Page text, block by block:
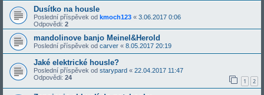
Dusítko na housle
Poslední příspěvek od kmoch123 « 3.06.2017 0:06
Odpovědi: 2
mandolinove banjo Meinel&Herold
Poslední příspěvek od carver « 8.05.2017 20:19
Jaké elektrické housle?
Poslední příspěvek od starypard « 22.04.2017 11:47
Odpovědi: 24 1 2